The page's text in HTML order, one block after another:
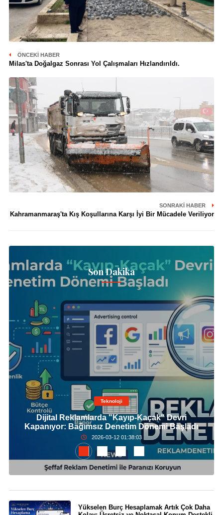
ÖNCEKI HABER
Milas'ta Doğalgaz Sonrası Yol Çalışmaları Hızlandırıldı.
SONRAKI HABER
Kahramanmaraş'ta Kış Koşullarına Karşı İyi Bir Mücadele Veriliyor
Son Dakika
Teknoloji
Dijital Reklamlarda "Kayıp-Kaçak" Devri
Kapanıyor: Bağımsız Denetim Dönemi Başladı
2026-03-12 01:38:03
Yükselen Burç Hesaplamak Artık Çok Daha